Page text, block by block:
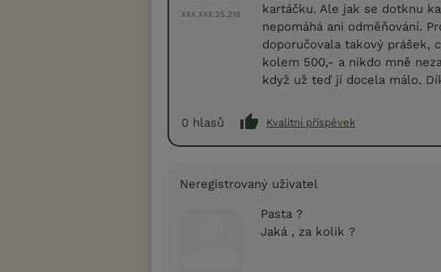
XXX.XXX.25.218
kartáčku. Ale jak se dotknu
nepomáhá ani odměňování.
doporučovala takový prášek,
kolem 500,- a nikdo mně
když už teď jí docela málo.
0 hlasů Kvalitní příspěvek
Neregistrovaný uživatel
Pasta ?
Jaká , za kolik ?